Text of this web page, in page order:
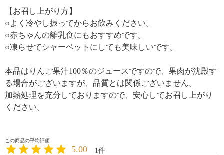
【お召し上がり方】
○よく冷やし振ってからお飲みください。
○赤ちゃんの離乳食にもおすすめです。
○凍らせてシャーベットにしても美味しいです。
本品はりんご果汁100％のジュースですので、果肉が沈殿す
る場合がございますが、品質とは関係ございません。
加熱処理を充分しておりますので、安心してお召し上がり
ください。
5.00 1